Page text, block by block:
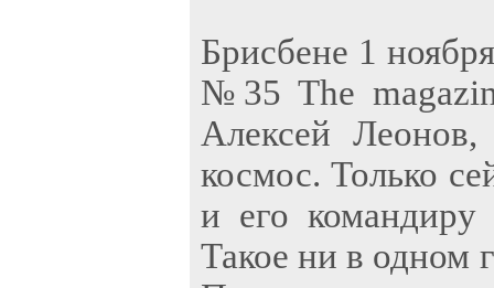
Брисбене 1
№35 The
Алексей
космос. Только
и его командиру
Такое ни в одном